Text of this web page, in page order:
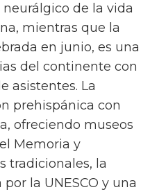
neurálgico de la vida
mientras que la
en junio, es una
del continente con
asistentes. La
prehispánica con
ofreciendo museos
Memoria y
tradicionales, la
la UNESCO y una